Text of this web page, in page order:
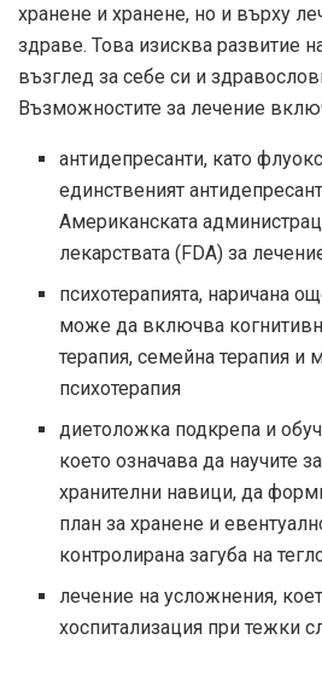
хранене и хранене, но и върху
здраве. Това изисква развитие
възглед за себе си и
Възможностите за лечение
антидепресанти, като
единственият
Американската
лекарствата (FDA) за
психотерапията, наричана
може да включва
терапия, семейна терапия и
психотерапия
диетоложка подкрепа и
което означава да научите
хранителни навици, да
план за хранене и
контролирана загуба на
лечение на усложнения,
хоспитализация при тежки